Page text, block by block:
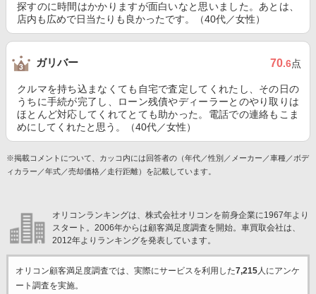
探すのに時間はかかりますが面白いなと思いました。あとは、
店内も広めで日当たりも良かったです。（40代／女性）
ガリバー 70.6点
クルマを持ち込まなくても自宅で査定してくれたし、その日の
うちに手続が完了し、ローン残債やディーラーとのやり取りは
ほとんど対応してくれてとても助かった。電話での連絡もこま
めにしてくれたと思う。（40代／女性）
※掲載コメントについて、カッコ内には回答者の（年代／性別／メーカー／車種／ボデ
ィカラー／年式／売却価格／走行距離）を記載しています。
オリコンランキングは、株式会社オリコンを前身企業に1967年より
スタート。2006年からは顧客満足度調査を開始。車買取会社は、
2012年よりランキングを発表しています。
オリコン顧客満足度調査では、実際にサービスを利用した7,215人にアンケ
ート調査を実施。